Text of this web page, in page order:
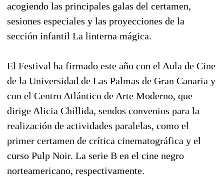
acogiendo las principales galas del certamen,
sesiones especiales y las proyecciones de la
sección infantil La linterna mágica.
El Festival ha firmado este año con el Aula de Cine
de la Universidad de Las Palmas de Gran Canaria y
con el Centro Atlántico de Arte Moderno, que
dirige Alicia Chillida, sendos convenios para la
realización de actividades paralelas, como el
primer certamen de crítica cinematográfica y el
curso Pulp Noir. La serie B en el cine negro
norteamericano, respectivamente.